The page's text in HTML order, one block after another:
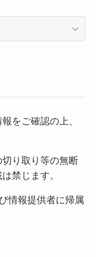
をご確認の上、
り取り等の無断
禁じます。
情報提供者に帰属